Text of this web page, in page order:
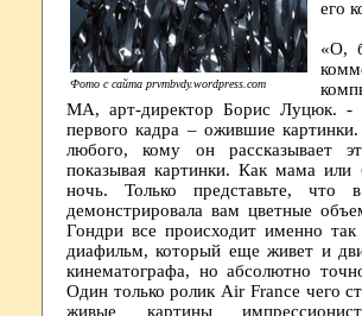
Фото с сайта prvmbvdy.wordpress.com
его
«О,
МА, арт-директор Борис Луцюк. -
первого кадра – ожившие картинки.
любого, кому он рассказывает
показывая картинки. Как мама
ночь. Только представьте,
демонстрировала вам цветные
Гондри все происходит именно
диафильм, который еще живет и
кинематографа, но абсолютно
Один только ролик Air France чего
живые картины